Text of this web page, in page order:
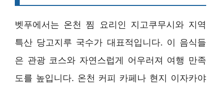
벳푸에서는 온천 찜 요리인 지고쿠무시와 지역
특산 당고지루 국수가 대표적입니다. 이 음식들
은 관광 코스와 자연스럽게 어우러져 여행 만족
도를 높입니다. 온천 커피 카페나 현지 이자카야